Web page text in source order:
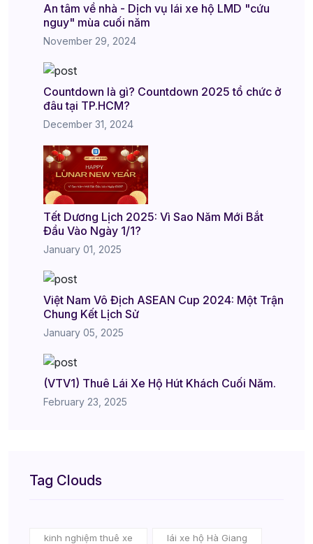
An tâm về nhà - Dịch vụ lái xe hộ LMD "cứu
nguy" mùa cuối năm
November 29, 2024
Countdown là gì? Countdown 2025 tổ chức ở
đâu tại TP.HCM?
December 31, 2024
Tết Dương Lịch 2025: Vì Sao Năm Mới Bắt
Đầu Vào Ngày 1/1?
January 01, 2025
Việt Nam Vô Địch ASEAN Cup 2024: Một Trận
Chung Kết Lịch Sử
January 05, 2025
(VTV1) Thuê Lái Xe Hộ Hút Khách Cuối Năm.
February 23, 2025
Tag Clouds
kinh nghiệm thuê xe lái xe hộ Hà Giang